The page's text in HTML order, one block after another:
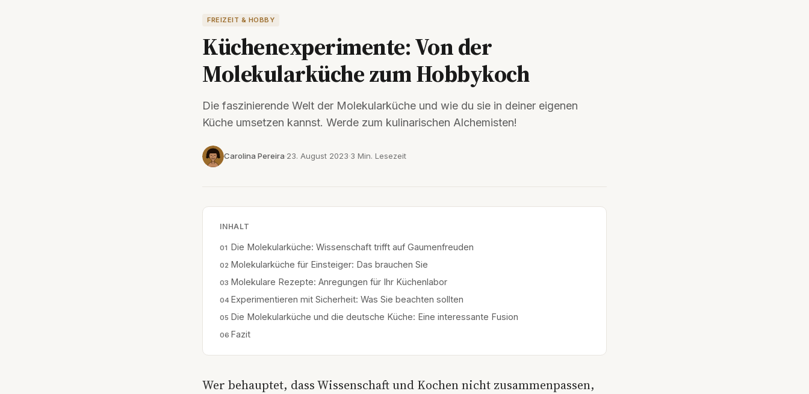
FREIZEIT & HOBBY
Küchenexperimente: Von der
Molekularküche zum Hobbykoch
Die faszinierende Welt der Molekularküche und wie du sie in deiner eigenen
Küche umsetzen kannst. Werde zum kulinarischen Alchemisten!
Carolina Pereira 23. August 2023 3 Min. Lesezeit
INHALT
Die Molekularküche: Wissenschaft trifft auf Gaumenfreuden
Molekularküche für Einsteiger: Das brauchen Sie
Molekulare Rezepte: Anregungen für Ihr Küchenlabor
Experimentieren mit Sicherheit: Was Sie beachten sollten
Die Molekularküche und die deutsche Küche: Eine interessante Fusion
Fazit
Wer behauptet, dass Wissenschaft und Kochen nicht zusammenpassen,